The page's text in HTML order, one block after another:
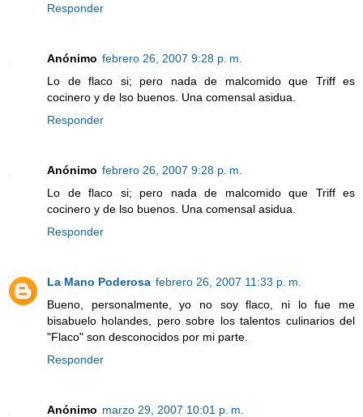
Responder
Anónimo febrero 26, 2007 9:28 p. m.
Lo de flaco si; pero nada de malcomido que Triff es
cocinero y de lso buenos. Una comensal asidua.
Responder
Anónimo febrero 26, 2007 9:28 p. m.
Lo de flaco si; pero nada de malcomido que Triff es
cocinero y de lso buenos. Una comensal asidua.
Responder
La Mano Poderosa febrero 26, 2007 11:33 p. m.
Bueno, personalmente, yo no soy flaco, ni lo fue me
bisabuelo holandes, pero sobre los talentos culinarios del
"Flaco" son desconocidos por mi parte.
Responder
Anónimo marzo 29, 2007 10:01 p. m.